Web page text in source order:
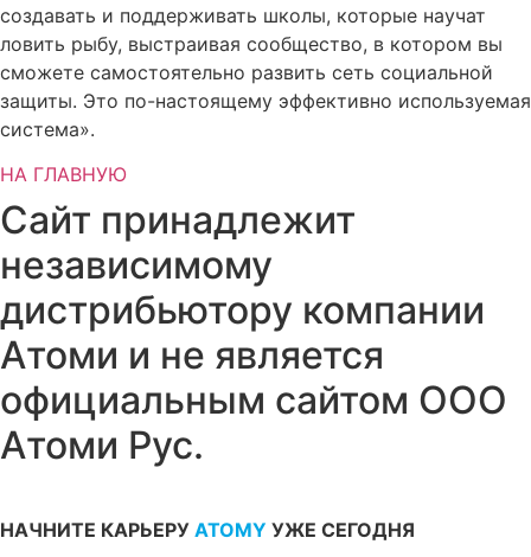
создавать и поддерживать школы, которые научат
ловить рыбу, выстраивая сообщество, в котором вы
сможете самостоятельно развить сеть социальной
защиты. Это по-настоящему эффективно используемая
система».
НА ГЛАВНУЮ
Сайт принадлежит
независимому
дистрибьютору компании
Атоми и не является
официальным сайтом ООО
Атоми Рус.
НАЧНИТЕ КАРЬЕРУ ATOMY УЖЕ СЕГОДНЯ